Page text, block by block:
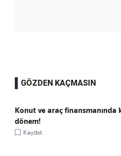
GÖZDEN KAÇMASIN
Konut ve araç finansmanında
dönem!
Kaydet